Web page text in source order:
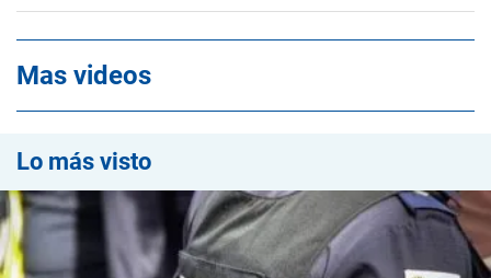
Mas videos
Lo más visto